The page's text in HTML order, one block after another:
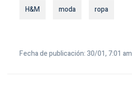
H&M moda ropa
Fecha de publicación: 30/01, 7:01 am